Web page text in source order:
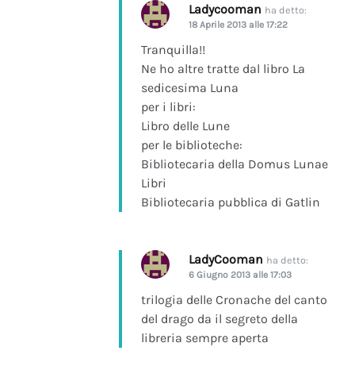
Ladycooman ha detto:
18 Aprile 2013 alle 17:22
Tranquilla!!
Ne ho altre tratte dal libro La
sedicesima Luna
per i libri:
Libro delle Lune
per le biblioteche:
Bibliotecaria della Domus Lunae
Libri
Bibliotecaria pubblica di Gatlin
LadyCooman ha detto:
6 Giugno 2013 alle 17:03
trilogia delle Cronache del canto
del drago da il segreto della
libreria sempre aperta